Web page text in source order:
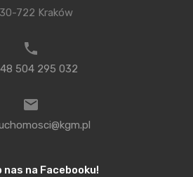
za kilka dni przedstawimy
na przyszły rok. Za to teraz
sztucznej inteligencji i
30-722 Kraków
504 295 032
nas na Facebooku!